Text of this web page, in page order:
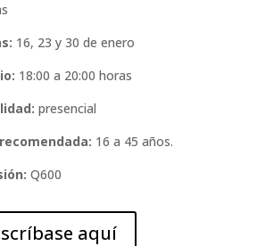
16, 23 y 30 de enero
18:00 a 20:00 horas
presencial
16 a 45 años.
Q600
aquí